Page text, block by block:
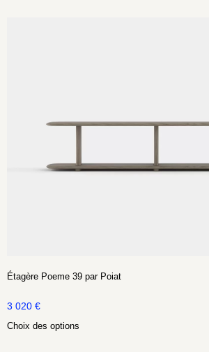
Étagère Poeme 39 par Poiat
3 020 €
Choix des options